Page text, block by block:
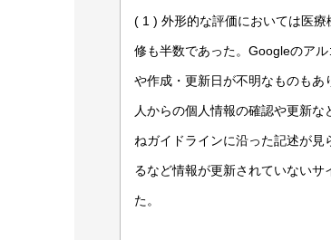
( 1 ) 外形的な評価においては医
修も半数であった。Googleのア
や作成・更新日が不明なものも
人からの個人情報の確認や更新
ねガイドラインに沿った記述が
るなど情報が更新されていない
た。